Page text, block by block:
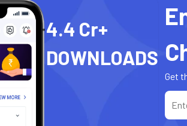
4.4 Cr+
DOWNLOADS
Get